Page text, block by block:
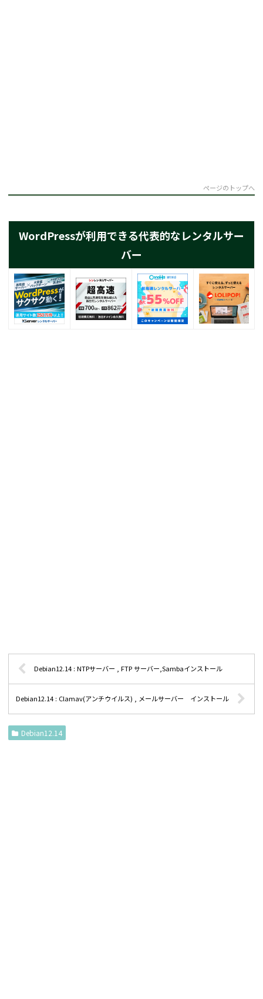
ページのトップへ
WordPressが利用できる代表的なレンタルサー
バー
Debian12.14 : NTPサーバー , FTP サーバー,Sambaインストール
Debian12.14 : Clamav(アンチウイルス) , メールサーバー インストール
Debian12.14